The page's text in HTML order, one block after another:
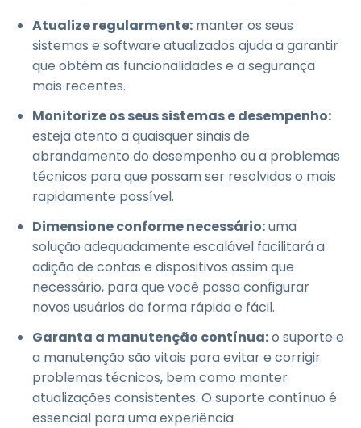
Atualize regularmente: manter os seus
sistemas e software atualizados ajuda a garantir
que obtém as funcionalidades e a segurança
mais recentes.
Monitorize os seus sistemas e desempenho:
esteja atento a quaisquer sinais de
abrandamento do desempenho ou a problemas
técnicos para que possam ser resolvidos o mais
rapidamente possível.
Dimensione conforme necessário:uma
solução adequadamente escalável facilitará a
adição de contas e dispositivos assim que
necessário, para que você possa configurar
novos usuários de forma rápida e fácil.
Garanta a manutenção contínua:o suporte e
a manutenção são vitais para evitar e corrigir
problemas técnicos, bem como manter
atualizações consistentes. O suporte contínuo é
essencial para uma experiência